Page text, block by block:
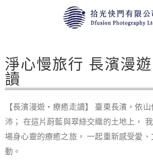
淨心慢旅行 長濱漫
讀
【長濱漫遊・療癒走讀】 臺東長濱，依
沛； 在這片蔚藍與翠綠交織的土地上，
場身心靈的療癒之旅， 一起重新感受愛
動。